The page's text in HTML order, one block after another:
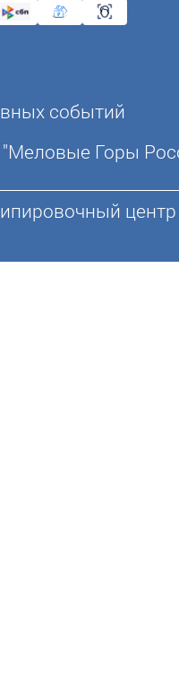
событий
Горы